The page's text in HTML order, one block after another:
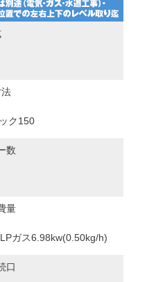
ク150
数
量
ガス6.98kw(0.50kg/h)
口